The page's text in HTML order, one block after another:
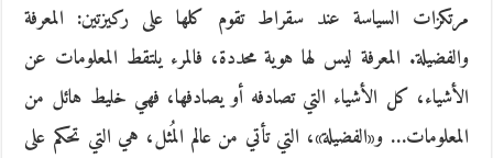
مرتكزات السياسة عند سقراط تقوم كلها على ركيزتين: المعرفة
والفضيلة. المعرفة ليس لها هوية محددة، فالمرء يلتقط المعلومات عن
الأشياء، كل الأشياء التي تصادفه أو يصادفها، فهي خليط هائل من
المعلومات… و«الفضيلة»، التي تأتي من عالم المُثل، هي التي تحكم على